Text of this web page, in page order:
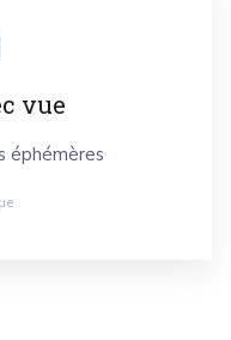
vue
éphémères